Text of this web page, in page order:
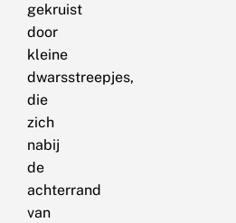
gekruist
door
kleine
dwarsstreepjes,
die
zich
nabij
de
achterrand
van